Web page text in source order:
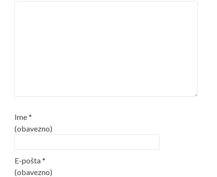
Ime*
(obavezno)
E-pošta*
(obavezno)